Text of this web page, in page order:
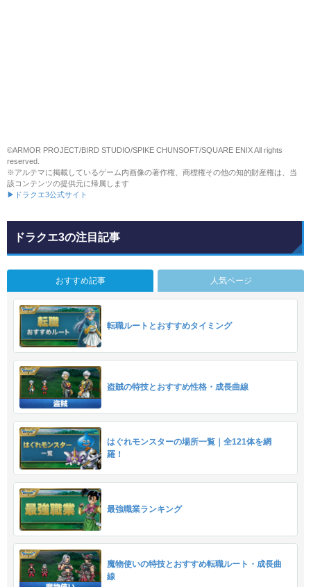
©ARMOR PROJECT/BIRD STUDIO/SPIKE CHUNSOFT/SQUARE ENIX All rights
reserved.
※アルテマに掲載しているゲーム内画像の著作権、商標権その他の知的財産権は、当
該コンテンツの提供元に帰属します
▶ドラクエ3公式サイト
ドラクエ3の注目記事
おすすめ記事 人気ページ
転職ルートとおすすめタイミング
盗賊の特技とおすすめ性格・成長曲線
はぐれモンスターの場所一覧｜全121体を網
羅！
最強職業ランキング
魔物使いの特技とおすすめ転職ルート・成長曲
線